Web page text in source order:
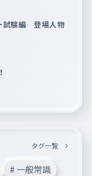
験編 登場人物
タグ一覧
# 一般常識